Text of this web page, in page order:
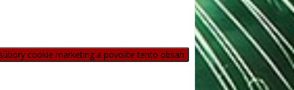
cookie marketing a povolíte tento obsah